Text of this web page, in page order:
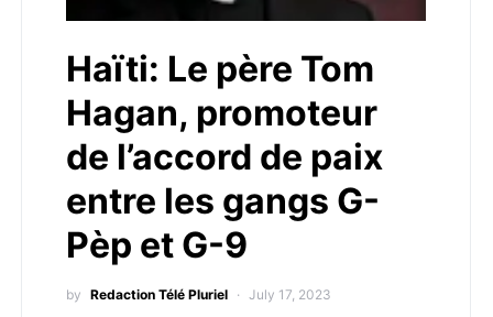
Haïti: Le père Tom
Hagan, promoteur
de l’accord de paix
entre les gangs G-
Pèp et G-9
by Redaction Télé Pluriel July 17, 2023